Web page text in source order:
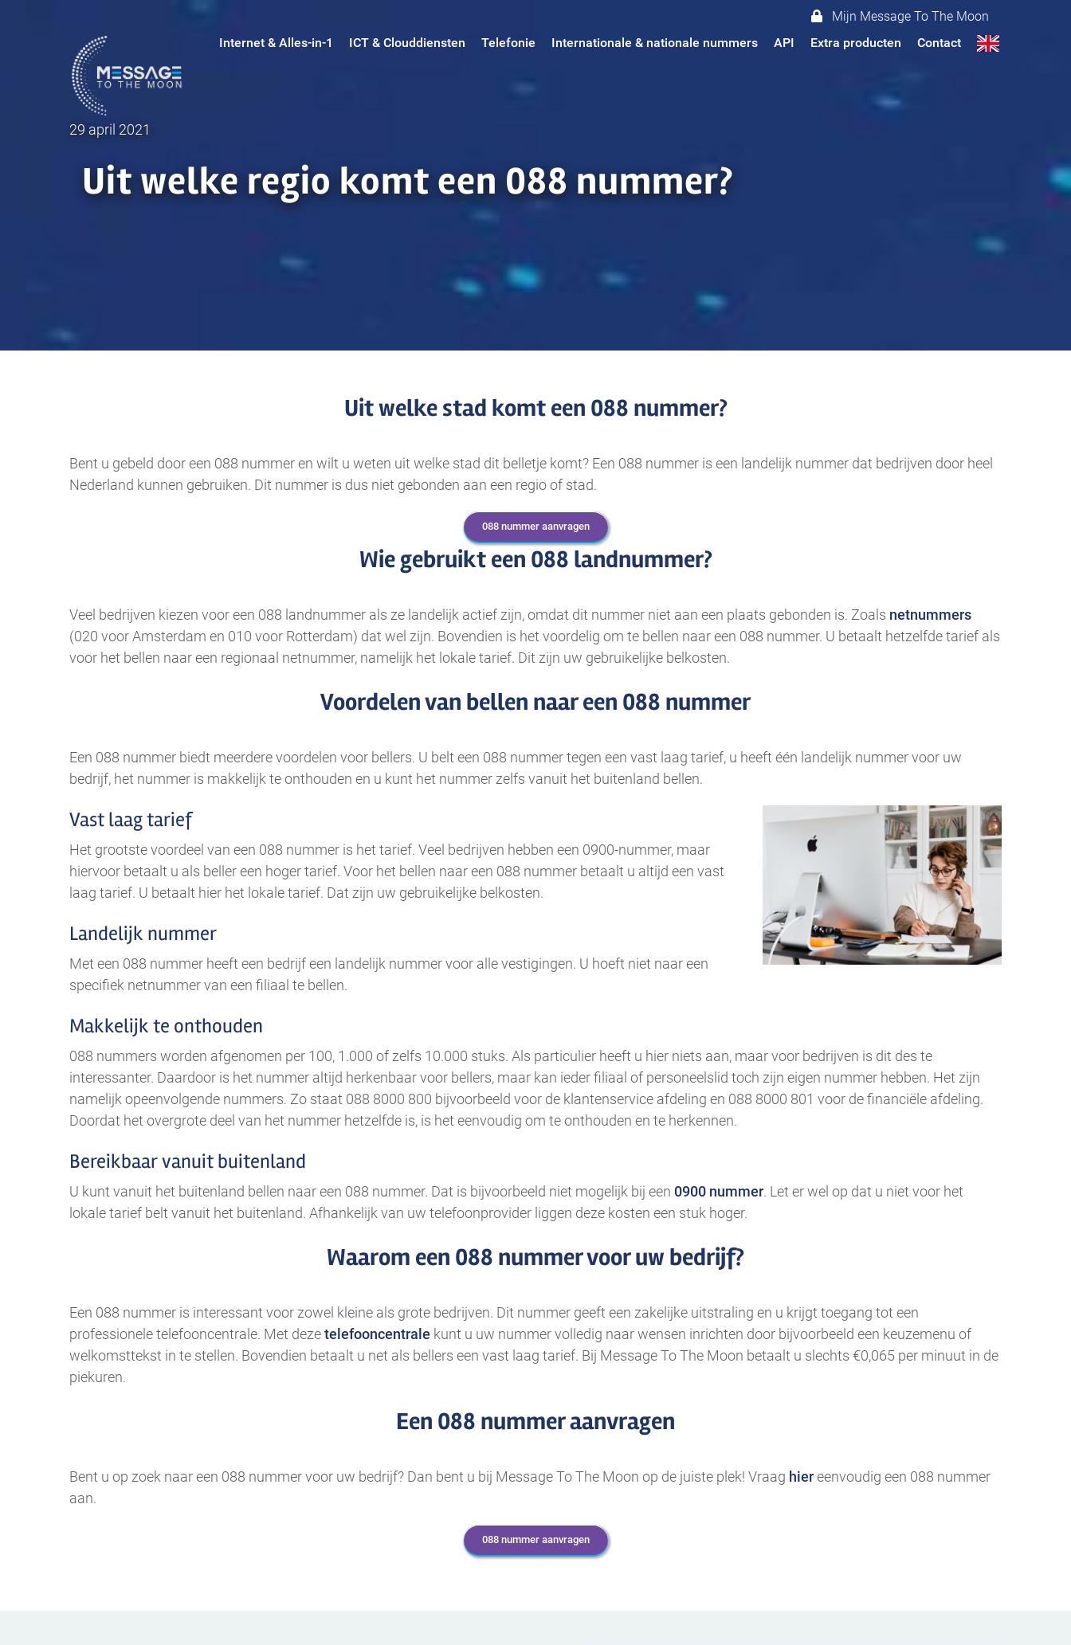
Mijn Message To The Moon
Internet & Alles-in-1
ICT & Clouddiensten Telefonie Internationale & nationale nummers API Extra producten Contact
29 april 2021
Uit welke regio komt een 088 nummer?
Uit welke stad komt een 088 nummer?
Bent u gebeld door een 088 nummer en wilt u weten uit welke stad dit belletje komt? Een 088 nummer is een landelijk nummer dat bedrijven door heel
Nederland kunnen gebruiken. Dit nummer is dus niet gebonden aan een regio of stad.
088 nummer aanvragen
Wie gebruikt een 088 landnummer?
Veel bedrijven kiezen voor een 088 landnummer als ze landelijk actief zijn, omdat dit nummer niet aan een plaats gebonden is. Zoals netnummers
(020 voor Amsterdam en 010 voor Rotterdam) dat wel zijn. Bovendien is het voordelig om te bellen naar een 088 nummer. U betaalt hetzelfde tarief als
voor het bellen naar een regionaal netnummer, namelijk het lokale tarief. Dit zijn uw gebruikelijke belkosten.
Voordelen van bellen naar een 088 nummer
Een 088 nummer biedt meerdere voordelen voor bellers. U belt een 088 nummer tegen een vast laag tarief, u heeft één landelijk nummer voor uw
bedrijf, het nummer is makkelijk te onthouden en u kunt het nummer zelfs vanuit het buitenland bellen.
Vast laag tarief
Het grootste voordeel van een 088 nummer is het tarief. Veel bedrijven hebben een 0900-nummer, maar
hiervoor betaalt u als beller een hoger tarief. Voor het bellen naar een 088 nummer betaalt u altijd een vast
laag tarief. U betaalt hier het lokale tarief. Dat zijn uw gebruikelijke belkosten.
Landelijk nummer
Met een 088 nummer heeft een bedrijf een landelijk nummer voor alle vestigingen. U hoeft niet naar een
specifiek netnummer van een filiaal te bellen.
Makkelijk te onthouden
088 nummers worden afgenomen per 100, 1.000 of zelfs 10.000 stuks. Als particulier heeft u hier niets aan, maar voor bedrijven is dit des te
interessanter. Daardoor is het nummer altijd herkenbaar voor bellers, maar kan ieder filiaal of personeelslid toch zijn eigen nummer hebben. Het zijn
namelijk opeenvolgende nummers. Zo staat 088 8000 800 bijvoorbeeld voor de klantenservice afdeling en 088 8000 801 voor de financiële afdeling.
Doordat het overgrote deel van het nummer hetzelfde is, is het eenvoudig om te onthouden en te herkennen.
Bereikbaar vanuit buitenland
U kunt vanuit het buitenland bellen naar een 088 nummer. Dat is bijvoorbeeld niet mogelijk bij een 0900 nummer. Let er wel op dat u niet voor het
lokale tarief belt vanuit het buitenland. Afhankelijk van uw telefoonprovider liggen deze kosten een stuk hoger.
Waarom een 088 nummer voor uw bedrijf?
Een 088 nummer is interessant voor zowel kleine als grote bedrijven. Dit nummer geeft een zakelijke uitstraling en u krijgt toegang tot een
professionele telefooncentrale. Met dezetelefooncentrale kunt u uw nummer volledig naar wensen inrichten door bijvoorbeeld een keuzemenu of
welkomsttekst in te stellen. Bovendien betaalt u net als bellers een vast laag tarief. Bij Message To The Moon betaalt u slechts €0,065 per minuut in de
piekuren.
Een 088 nummer aanvragen
Bent u op zoek naar een 088 nummer voor uw bedrijf? Dan bent u bij Message To The Moon op de juiste plek! Vraag hiereenvoudig een 088 nummer
aan.
088 nummer aanvragen